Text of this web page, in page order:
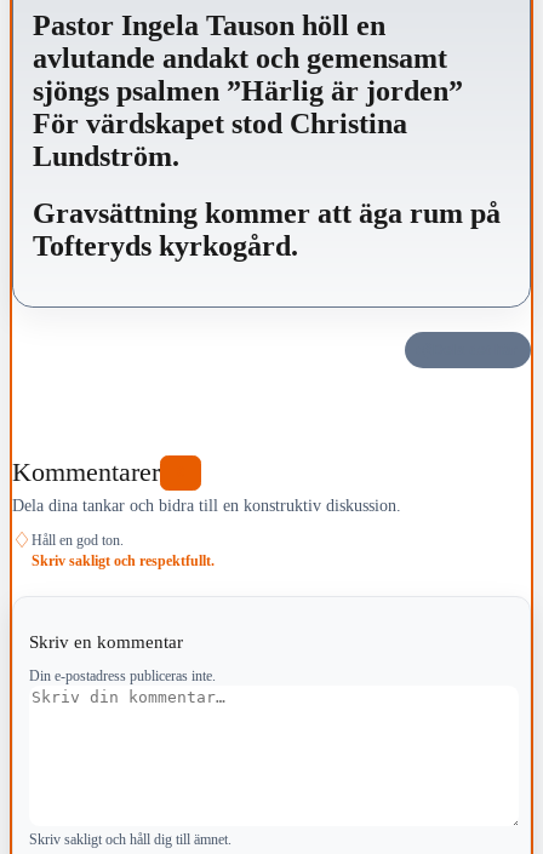
Pastor Ingela Tauson höll en
avlutande andakt och gemensamt
sjöngs psalmen ”Härlig är jorden”
För värdskapet stod Christina
Lundström.
Gravsättning kommer att äga rum på
Tofteryds kyrkogård.
Kommentarer
Dela dina tankar och bidra till en konstruktiv diskussion.
♢ Håll en god ton.
Skriv sakligt och respektfullt.
Skriv en kommentar
Din e-postadress publiceras inte.
Kommentar
Skriv sakligt och håll dig till ämnet.